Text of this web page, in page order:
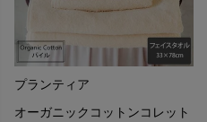
プランティア
オーガニックコットンコレット